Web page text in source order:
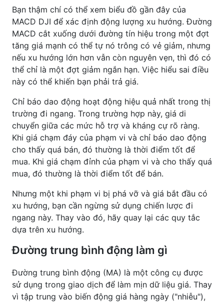
Bạn thậm chí có thể xem biểu đồ gần đây của
MACD DJI để xác định động lượng xu hướng. Đường
MACD cắt xuống dưới đường tín hiệu trong một đợt
tăng giá mạnh có thể tự nó trông có vẻ giảm, nhưng
nếu xu hướng lớn hơn vẫn còn nguyên vẹn, thì đó có
thể chỉ là một đợt giảm ngắn hạn. Việc hiểu sai điều
này có thể khiến bạn phải trả giá.
Chỉ báo dao động hoạt động hiệu quả nhất trong thị
trường đi ngang. Trong trường hợp này, giá di
chuyển giữa các mức hỗ trợ và kháng cự rõ ràng.
Khi giá chạm đáy của phạm vi và chỉ báo dao động
cho thấy quá bán, đó thường là thời điểm tốt để
mua. Khi giá chạm đỉnh của phạm vi và cho thấy quá
mua, đó thường là thời điểm tốt để bán.
Nhưng một khi phạm vi bị phá vỡ và giá bắt đầu có
xu hướng, bạn cần ngừng sử dụng chiến lược đi
ngang này. Thay vào đó, hãy quay lại các quy tắc
dựa trên xu hướng.
Đường trung bình động làm gì
Đường trung bình động (MA) là một công cụ được
sử dụng trong giao dịch để làm mịn dữ liệu giá. Thay
vì tập trung vào biến động giá hàng ngày ("nhiễu"),